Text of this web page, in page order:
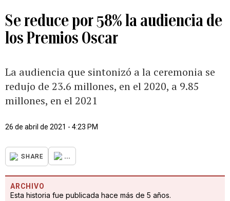
Se reduce por 58% la audiencia de
los Premios Oscar
La audiencia que sintonizó a la ceremonia se
redujo de 23.6 millones, en el 2020, a 9.85
millones, en el 2021
26 de abril de 2021 - 4:23 PM
SHARE ...
ARCHIVO
Esta historia fue publicada hace más de 5 años.